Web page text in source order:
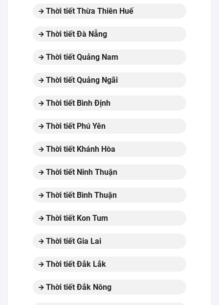
Thời tiết Thừa Thiên Huế
Thời tiết Đà Nẵng
Thời tiết Quảng Nam
Thời tiết Quảng Ngãi
Thời tiết Bình Định
Thời tiết Phú Yên
Thời tiết Khánh Hòa
Thời tiết Ninh Thuận
Thời tiết Bình Thuận
Thời tiết Kon Tum
Thời tiết Gia Lai
Thời tiết Đắk Lắk
Thời tiết Đắk Nông